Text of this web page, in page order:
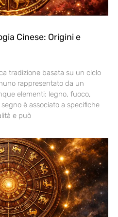
Cinese: Origini e
tradizione basata su un ciclo
rappresentato da un
elementi: legno, fuoco,
è associato a specifiche
e può